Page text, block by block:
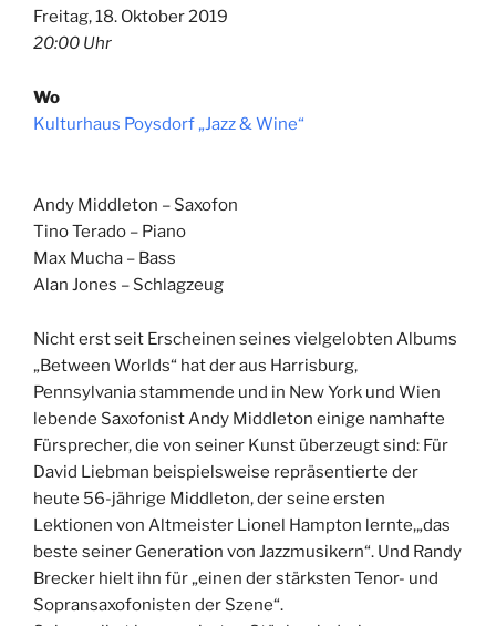
Freitag, 18. Oktober 2019
20:00 Uhr
Wo
Kulturhaus Poysdorf „Jazz & Wine“
Andy Middleton – Saxofon
Tino Terado – Piano
Max Mucha – Bass
Alan Jones – Schlagzeug
Nicht erst seit Erscheinen seines vielgelobten Albums
„Between Worlds“ hat der aus Harrisburg,
Pennsylvania stammende und in New York und Wien
lebende Saxofonist Andy Middleton einige namhafte
Fürsprecher, die von seiner Kunst überzeugt sind: Für
David Liebman beispielsweise repräsentierte der
heute 56-jährige Middleton, der seine ersten
Lektionen von Altmeister Lionel Hampton lernte,„das
beste seiner Generation von Jazzmusikern“. Und Randy
Brecker hielt ihn für „einen der stärksten Tenor- und
Sopransaxofonisten der Szene“.